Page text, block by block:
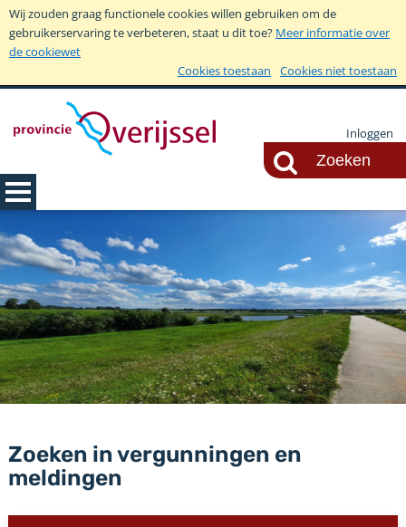
Wij zouden graag functionele cookies willen gebruiken om de
gebruikerservaring te verbeteren, staat u dit toe? Meer informatie over
de cookiewet
Cookies toestaan
Cookies niet toestaan
Inloggen
Zoeken in vergunningen en
meldingen